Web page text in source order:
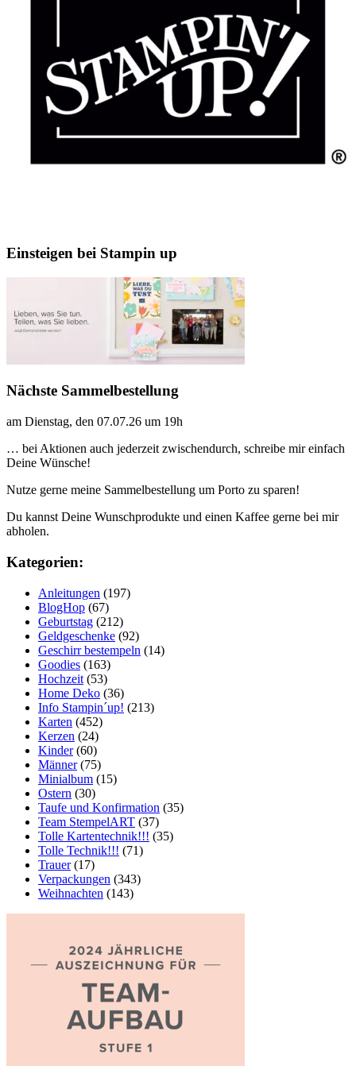
Einsteigen bei Stampin up
Nächste Sammelbestellung
am Dienstag, den 07.07.26 um 19h
… bei Aktionen auch jederzeit zwischendurch, schreibe mir einfach
Deine Wünsche!
Nutze gerne meine Sammelbestellung um Porto zu sparen!
Du kannst Deine Wunschprodukte und einen Kaffee gerne bei mir
abholen.
Kategorien:
Anleitungen (197)
BlogHop (67)
Geburtstag (212)
Geldgeschenke (92)
Geschirr bestempeln (14)
Goodies (163)
Hochzeit (53)
Home Deko (36)
Info Stampin´up! (213)
Karten (452)
Kerzen (24)
Kinder(60)
Männer(75)
Minialbum (15)
Ostern (30)
Taufe und Konfirmation (35)
Team StempelART (37)
Tolle Kartentechnik!!! (35)
Tolle Technik!!! (71)
Trauer(17)
Verpackungen (343)
Weihnachten (143)